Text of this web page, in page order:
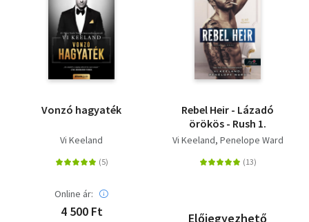
Vonzó hagyaték
Vi Keeland
Online ár:
4 500 Ft
Rebel Heir - Lázadó
örökös - Rush 1.
Vi Keeland Penelope Ward
Előjegyezhető